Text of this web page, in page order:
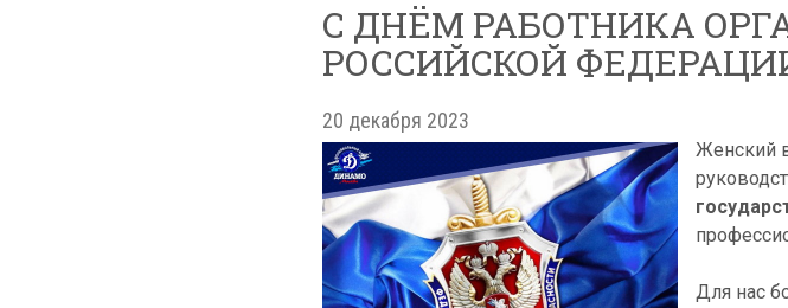
С ДНЁМ РАБОТНИКА
РОССИЙСКОЙ
20 декабря 2023
Женский
Для нас